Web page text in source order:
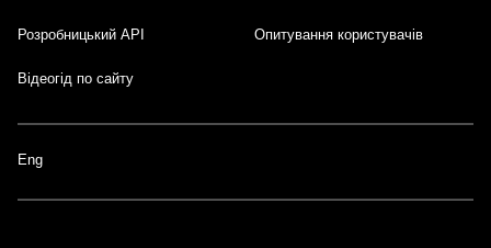
Розробницький API Опитування користувачів
Відеогід по сайту
Eng